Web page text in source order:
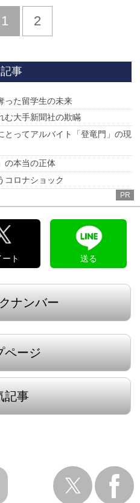
前
1 2
事
った留学生の未来
む大手新聞社の欺瞞
とってアルバイト「登竜門」の現
の本当の正体
コロナショック
PR
ート 送る
ナンバー
ページ
記事